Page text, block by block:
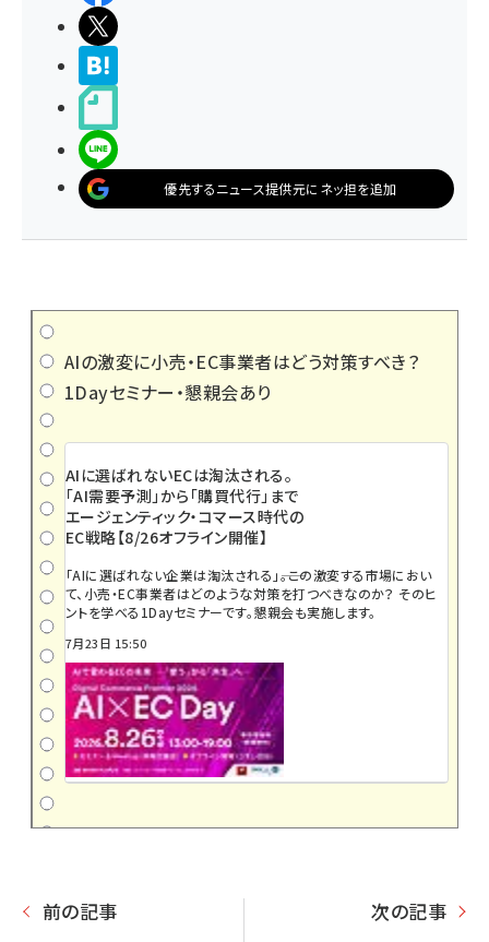
優先するニュース提供元にネッ担を追加
AIの激変に小売・EC事業者はどう対策すべき？
1Dayセミナー・懇親会あり
AIに選ばれないECは淘汰される。
「AI需要予測」から「購買代行」まで
エージェンティック・コマース時代の
EC戦略【8/26オフライン開催】
「AIに選ばれない企業は淘汰される」――。この激変する市場におい
て、小売・EC事業者はどのような対策を打つべきなのか？ そのヒ
ントを学べる1Dayセミナーです。懇親会も実施します。
7月23日 15:50
前の記事 次の記事